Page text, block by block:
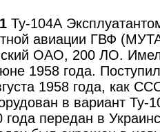
Ту-104А
авиации ГВФ
ОАО, 200 ЛО. Имел
1958 года.
1958 года, как
в вариант Ту-
года передан в